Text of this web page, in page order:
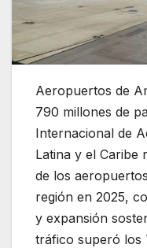
Aeropuertos de
790 millones de
Internacional de
Latina y el Caribe
de los
región en 2025,
y expansión
tráfico superó los